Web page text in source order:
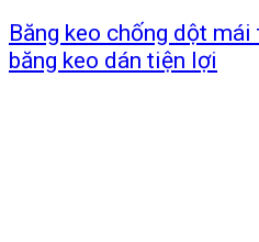
Băng keo chống dột
băng keo dán tiện lợi